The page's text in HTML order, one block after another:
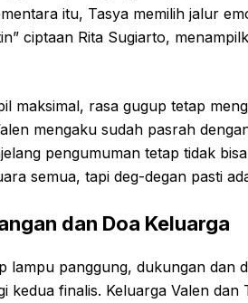
itu, Tasya memilih jalur
ciptaan Rita Sugiarto,
maksimal, rasa gugup tetap
mengaku sudah pasrah
pengumuman tetap tidak
semua, tapi deg-degan pasti
dan Doa Keluarga
lampu panggung, dukungan dan
kedua finalis. Keluarga Valen